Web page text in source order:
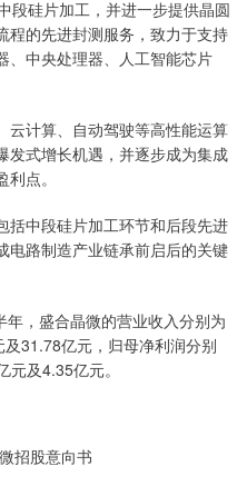
硅片加工，并进一步提供晶圆
程的先进封测服务，致力于支持
、中央处理器、人工智能芯片
计算、自动驾驶等高性能运算
发式增长机遇，并逐步成为集成
点。
中段硅片加工环节和后段先进
电路制造产业链承前启后的关键
，盛合晶微的营业收入分别为
31.78亿元，归母净利润分别
及4.35亿元。
招股意向书